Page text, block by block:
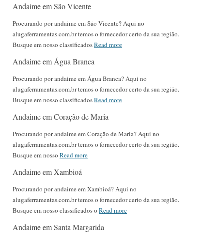
Andaime em São Vicente
Procurando por andaime em São Vicente? Aqui no
alugaferramentas.com.br temos o fornecedor certo da sua região.
Busque em nosso classificadosRead more
Andaime em Água Branca
Procurando por andaime em Água Branca? Aqui no
alugaferramentas.com.br temos o fornecedor certo da sua região.
Busque em nosso classificadosRead more
Andaime em Coração de Maria
Procurando por andaime em Coração de Maria? Aqui no
alugaferramentas.com.br temos o fornecedor certo da sua região.
Busque em nosso Read more
Andaime em Xambioá
Procurando por andaime em Xambioá? Aqui no
alugaferramentas.com.br temos o fornecedor certo da sua região.
Busque em nosso classificados o Read more
Andaime em Santa Margarida